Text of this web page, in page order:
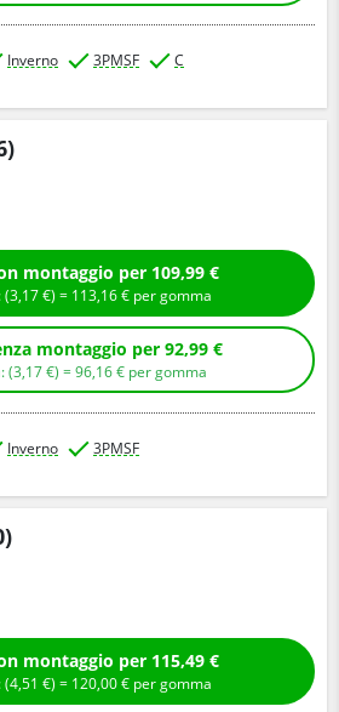
Inverno 3PMSF C
Compra con montaggio per 109,99 €
+ Ecotassa: (3,17€ ) = 113,16€ per gomma
Compra senza montaggio per 92,99 €
+ Ecotassa: (3,17€ ) =96,16€ per gomma
Inverno 3PMSF
Compra con montaggio per 115,49 €
+ Ecotassa: (4,51 € ) = 120,00€ per gomma